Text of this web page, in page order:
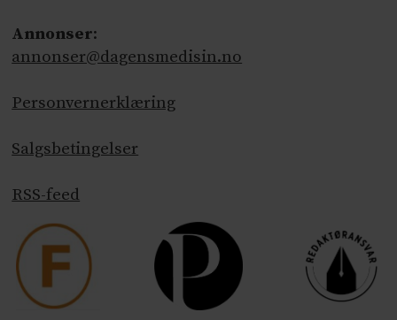
Annonser:
annonser@dagensmedisin.no
Personvernerklæring
Salgsbetingelser
RSS-feed